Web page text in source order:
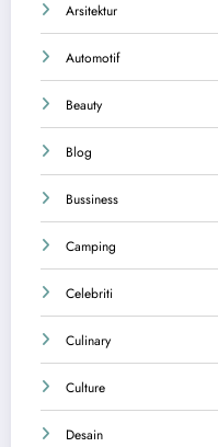
Arsitektur
Automotif
Beauty
Blog
Bussiness
Camping
Celebriti
Culinary
Culture
Desain